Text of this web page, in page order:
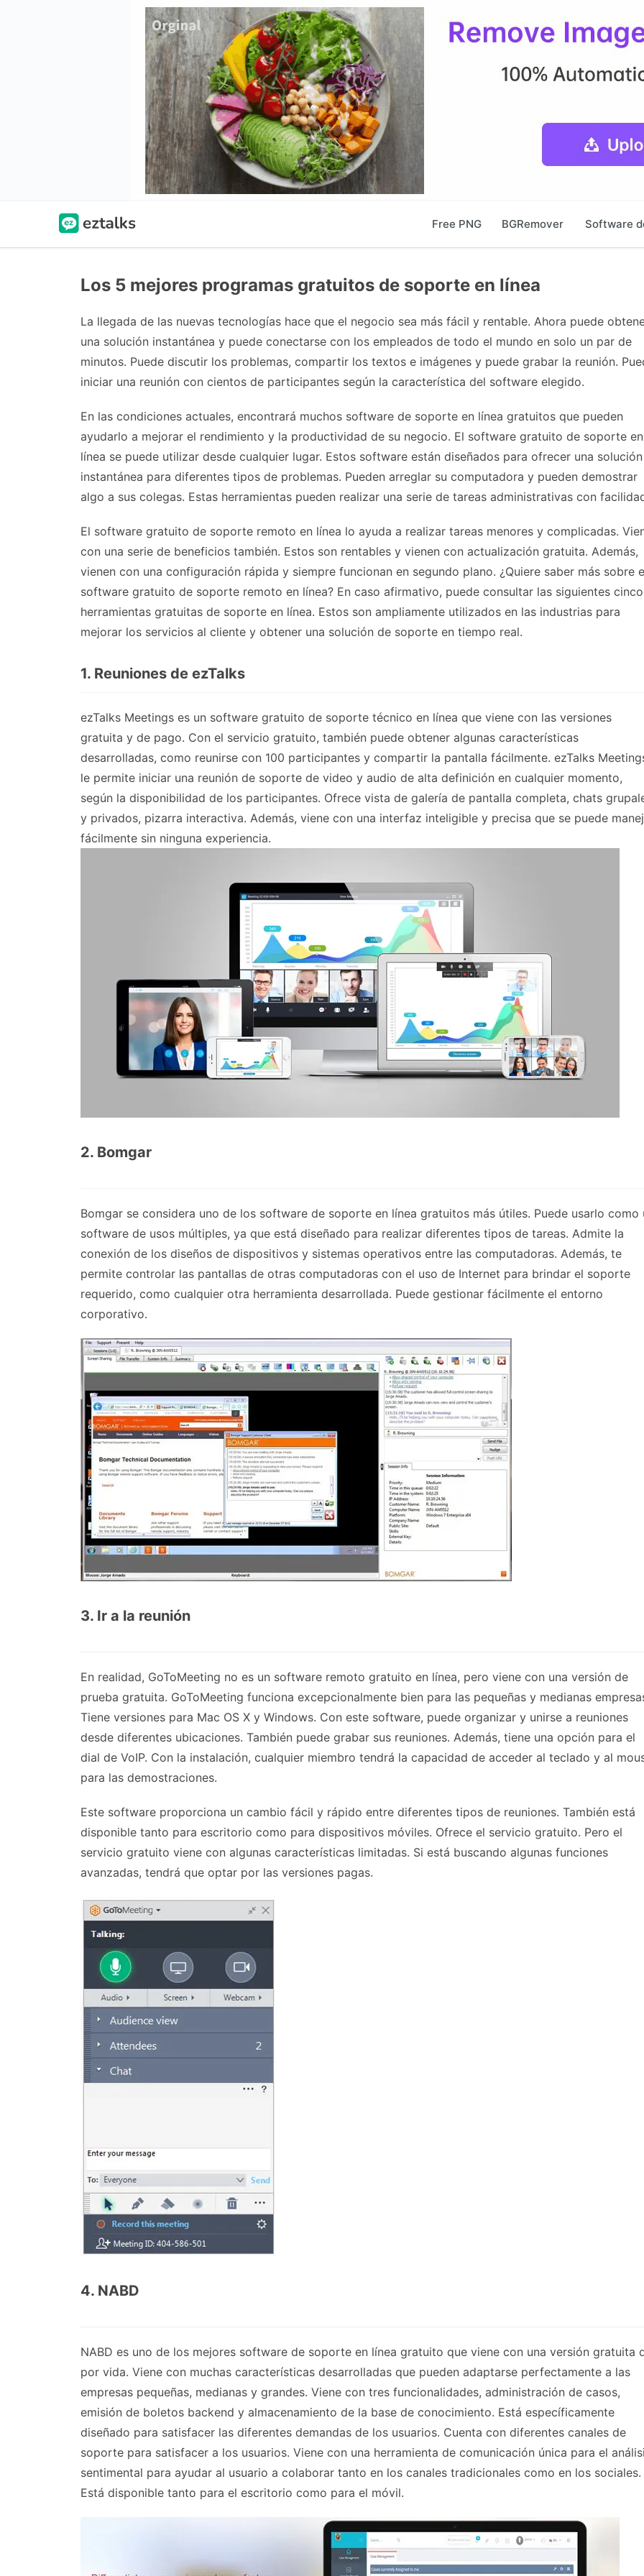
Free PNG BGRemover Software
Los 5 mejores programas gratuitos de soporte en línea
La llegada de las nuevas tecnologías hace que el negocio sea más fácil y rentable. Ahora puede
una solución instantánea y puede conectarse con los empleados de todo el mundo en solo un par de
minutos. Puede discutir los problemas, compartir los textos e imágenes y puede grabar la reunión.
iniciar una reunión con cientos de participantes según la característica del software elegido.
En las condiciones actuales, encontrará muchos software de soporte en línea gratuitos que pueden
ayudarlo a mejorar el rendimiento y la productividad de su negocio. El software gratuito de soporte en
línea se puede utilizar desde cualquier lugar. Estos software están diseñados para ofrecer una solución
instantánea para diferentes tipos de problemas. Pueden arreglar su computadora y pueden demostrar
algo a sus colegas. Estas herramientas pueden realizar una serie de tareas administrativas con
El software gratuito de soporte remoto en línea lo ayuda a realizar tareas menores y complicadas.
con una serie de beneficios también. Estos son rentables y vienen con actualización gratuita. Además,
vienen con una configuración rápida y siempre funcionan en segundo plano. ¿Quiere saber más sobre
software gratuito de soporte remoto en línea? En caso afirmativo, puede consultar las siguientes cinco
herramientas gratuitas de soporte en línea. Estos son ampliamente utilizados en las industrias para
mejorar los servicios al cliente y obtener una solución de soporte en tiempo real.
1. Reuniones de ezTalks
ezTalks Meetings es un software gratuito de soporte técnico en línea que viene con las versiones
gratuita y de pago. Con el servicio gratuito, también puede obtener algunas características
desarrolladas, como reunirse con 100 participantes y compartir la pantalla fácilmente. ezTalks
le permite iniciar una reunión de soporte de video y audio de alta definición en cualquier momento,
según la disponibilidad de los participantes. Ofrece vista de galería de pantalla completa, chats
y privados, pizarra interactiva. Además, viene con una interfaz inteligible y precisa que se puede
fácilmente sin ninguna experiencia.
2. Bomgar
Bomgar se considera uno de los software de soporte en línea gratuitos más útiles. Puede usarlo como
software de usos múltiples, ya que está diseñado para realizar diferentes tipos de tareas. Admite la
conexión de los diseños de dispositivos y sistemas operativos entre las computadoras. Además, te
permite controlar las pantallas de otras computadoras con el uso de Internet para brindar el soporte
requerido, como cualquier otra herramienta desarrollada. Puede gestionar fácilmente el entorno
corporativo.
3. Ir a la reunión
En realidad, GoToMeeting no es un software remoto gratuito en línea, pero viene con una versión de
prueba gratuita. GoToMeeting funciona excepcionalmente bien para las pequeñas y medianas
Tiene versiones para Mac OS X y Windows. Con este software, puede organizar y unirse a reuniones
desde diferentes ubicaciones. También puede grabar sus reuniones. Además, tiene una opción para el
dial de VoIP. Con la instalación, cualquier miembro tendrá la capacidad de acceder al teclado y al
para las demostraciones.
Este software proporciona un cambio fácil y rápido entre diferentes tipos de reuniones. También está
disponible tanto para escritorio como para dispositivos móviles. Ofrece el servicio gratuito. Pero el
servicio gratuito viene con algunas características limitadas. Si está buscando algunas funciones
avanzadas, tendrá que optar por las versiones pagas.
4. NABD
NABD es uno de los mejores software de soporte en línea gratuito que viene con una versión gratuita
por vida. Viene con muchas características desarrolladas que pueden adaptarse perfectamente a las
empresas pequeñas, medianas y grandes. Viene con tres funcionalidades, administración de casos,
emisión de boletos backend y almacenamiento de la base de conocimiento. Está específicamente
diseñado para satisfacer las diferentes demandas de los usuarios. Cuenta con diferentes canales de
soporte para satisfacer a los usuarios. Viene con una herramienta de comunicación única para el
sentimental para ayudar al usuario a colaborar tanto en los canales tradicionales como en los sociales.
Está disponible tanto para el escritorio como para el móvil.